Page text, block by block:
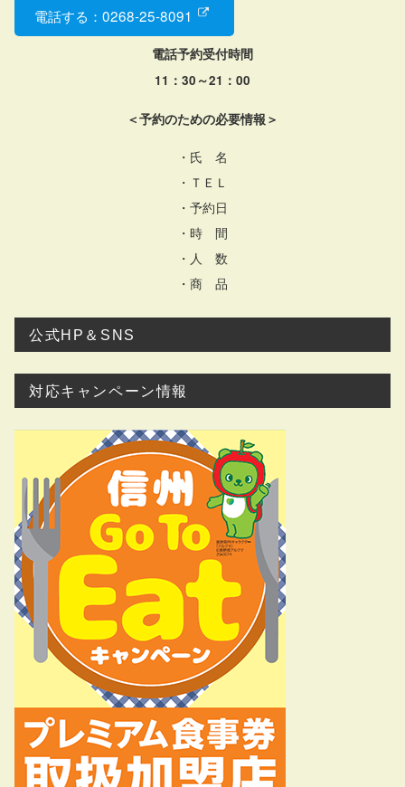
電話する：0268-25-8091
電話予約受付時間
11：30～21：00
＜予約のための必要情報＞
・氏 名
・ＴＥＬ
・予約日
・時 間
・人 数
・商 品
公式HP＆SNS
対応キャンペーン情報